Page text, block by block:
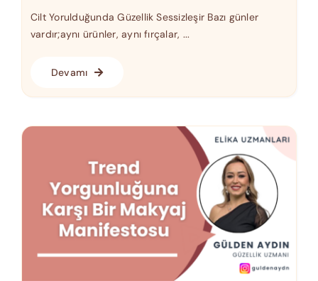
Cilt Yorulduğunda Güzellik Sessizleşir Bazı günler
vardır;aynı ürünler, aynı fırçalar, ...
Devamı